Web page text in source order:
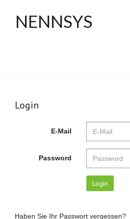
NENNSYS
Login
E-Mail
Password
Login
Haben Sie Ihr Passwort vergessen?